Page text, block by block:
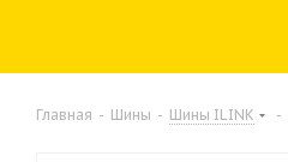
Главная - Шины - Шины ILINK -